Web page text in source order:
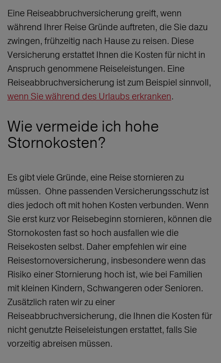
Eine Reiseabbruchversicherung greift, wenn
während Ihrer Reise Gründe auftreten, die Sie dazu
zwingen, frühzeitig nach Hause zu reisen. Diese
Versicherung erstattet Ihnen die Kosten für nicht in
Anspruch genommene Reiseleistungen. Eine
Reiseabbruchversicherung ist zum Beispiel sinnvoll,
wenn Sie während des Urlaubs erkranken.
Wie vermeide ich hohe
Stornokosten?
Es gibt viele Gründe, eine Reise stornieren zu
müssen. Ohne passenden Versicherungsschutz ist
dies jedoch oft mit hohen Kosten verbunden. Wenn
Sie erst kurz vor Reisebeginn stornieren, können die
Stornokosten fast so hoch ausfallen wie die
Reisekosten selbst. Daher empfehlen wir eine
Reisestornoversicherung, insbesondere wenn das
Risiko einer Stornierung hoch ist, wie bei Familien
mit kleinen Kindern, Schwangeren oder Senioren.
Zusätzlich raten wir zu einer
Reiseabbruchversicherung, die Ihnen die Kosten für
nicht genutzte Reiseleistungen erstattet, falls Sie
vorzeitig abreisen müssen.